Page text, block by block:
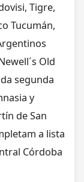
Tigre,
Tucumán,
Old
segunda
y
de San
a lista
Córdoba